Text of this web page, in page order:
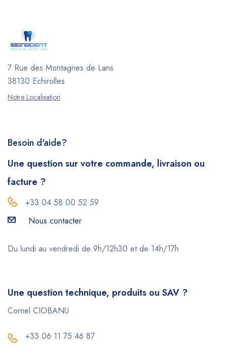
7 Rue des Montagnes de Lans
38130 Echirolles
Notre Localisation
Besoin d'aide?
Une question sur votre commande, livraison ou
facture ?
+33 04 58 00 52 59
Nous contacter
Du lundi au vendredi de 9h/12h30 et de 14h/17h
Une question technique, produits ou SAV ?
Cornel CIOBANU
+33 06 11 75 46 87